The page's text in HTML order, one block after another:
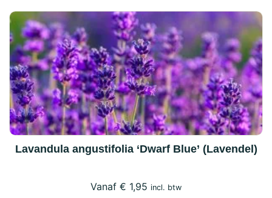
Lavandula angustifolia ‘Dwarf Blue’ (Lavendel)
€ 1,95 incl. btw